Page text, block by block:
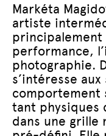
Markéta
artiste
principalement
performance,
photographie.
s’intéresse
comportement
tant physiques
dans une grille